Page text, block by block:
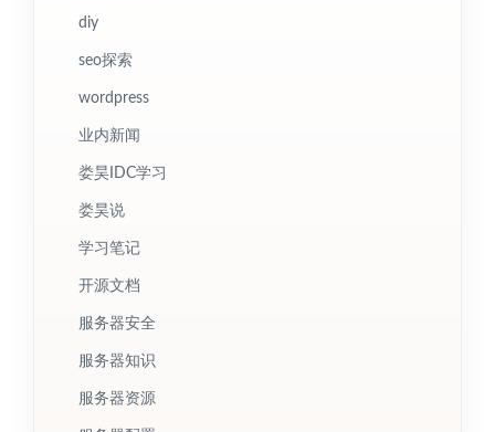
diy
seo探索
wordpress
业内新闻
娄昊IDC学习
娄昊说
学习笔记
开源文档
服务器安全
服务器知识
服务器资源